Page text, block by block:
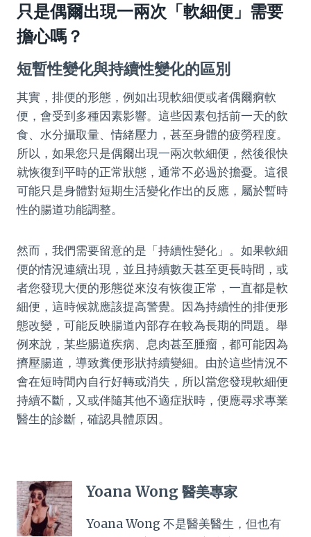
只是偶爾出現一兩次「軟細便」需要
擔心嗎？
短暫性變化與持續性變化的區別
其實，排便的形態，例如出現軟細便或者偶爾痾軟
便，會受到多種因素影響。這些因素包括前一天的飲
食、水分攝取量、情緒壓力，甚至身體的疲勞程度。
所以，如果您只是偶爾出現一兩次軟細便，然後很快
就恢復到平時的正常狀態，通常不必過於擔憂。這很
可能只是身體對短期生活變化作出的反應，屬於暫時
性的腸道功能調整。
然而，我們需要留意的是「持續性變化」。如果軟細
便的情況連續出現，並且持續數天甚至更長時間，或
者您發現大便的形態從來沒有恢復正常，一直都是軟
細便，這時候就應該提高警覺。因為持續性的排便形
態改變，可能反映腸道內部存在較為長期的問題。舉
例來說，某些腸道疾病、息肉甚至腫瘤，都可能因為
擠壓腸道，導致糞便形狀持續變細。由於這些情況不
會在短時間內自行好轉或消失，所以當您發現軟細便
持續不斷，又或伴隨其他不適症狀時，便應尋求專業
醫生的診斷，確認具體原因。
Yoana Wong 醫美專家
Yoana Wong 不是醫美醫生，但也有